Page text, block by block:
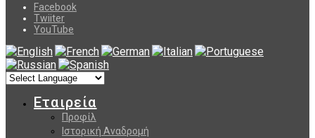
Facebook
Twiiter
YouTube
Εταιρεία
Προφίλ
Ιστορική Αναδρομή